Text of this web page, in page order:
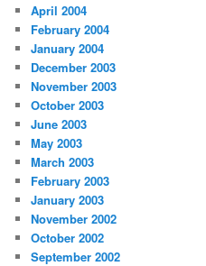
April 2004
February 2004
January 2004
December 2003
November 2003
October 2003
June 2003
May 2003
March 2003
February 2003
January 2003
November 2002
October 2002
September 2002